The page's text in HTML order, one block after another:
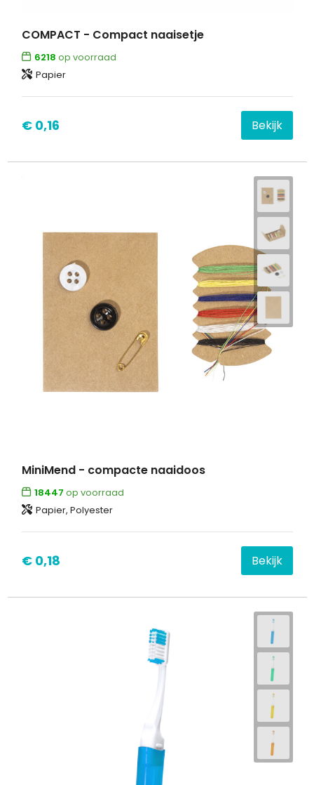
COMPACT - Compact naaisetje
6218 op voorraad
Papier
€ 0,16 Bekijk
MiniMend - compacte naaidoos
18447 op voorraad
Papier, Polyester
€ 0,18 Bekijk